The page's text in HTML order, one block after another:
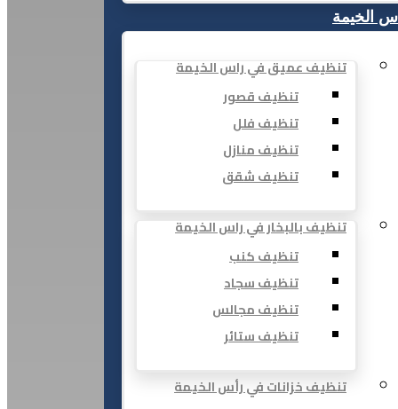
الخيمة
تنظيف عميق في راس الخيمة
تنظيف قصور
تنظيف فلل
تنظيف منازل
تنظيف شقق
تنظيف بالبخار في راس الخيمة
تنظيف كنب
تنظيف سجاد
تنظيف مجالس
تنظيف ستائر
تنظيف خزانات في رأس الخيمة